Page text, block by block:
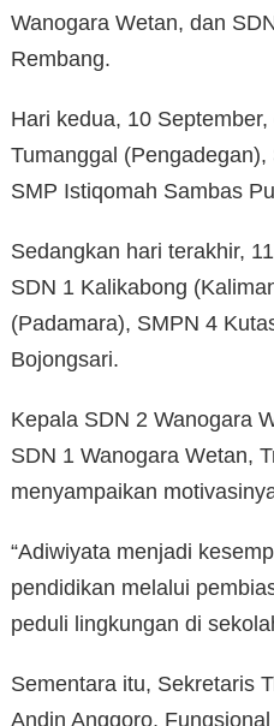
Wanogara Wetan, dan
Rembang.
Hari kedua, 10
Tumanggal
SMP Istiqomah Sambas
Sedangkan hari terakhir,
SDN 1 Kalikabong
(Padamara), SMPN 4
Bojongsari.
Kepala SDN 2 Wanogara
SDN 1 Wanogara Wetan,
menyampaikan
“Adiwiyata menjadi
pendidikan melalui
peduli lingkungan di
Sementara itu, Sekretaris
Andin Anggoro,